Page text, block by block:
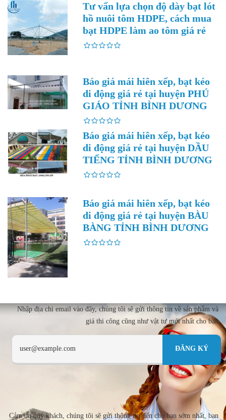
Tư vấn lựa chọn độ dày bạt lót
hồ nuôi tôm HDPE, cách mua
bạt HDPE làm ao tôm giá rẻ
Báo giá mái hiên xếp, bạt kéo
di động giá rẻ tại huyện PHÚ
GIÁO TỈNH BÌNH DƯƠNG
Báo giá mái hiên xếp, bạt kéo
di động giá rẻ tại huyện DẦU
TIẾNG TỈNH BÌNH DƯƠNG
Báo giá mái hiên xếp, bạt kéo
di động giá rẻ tại huyện BÀU
BÀNG TỈNH BÌNH DƯƠNG
Nhập địa chi email vào đây, chúng tôi sẽ gửi thông tin về sản phẩm và
giá thi công cũng như vật tư mới nhất cho bạn
Cảm ơn quý khách, chúng tôi sẽ gửi thông tin đến cho bạn sớm nhất, bạn